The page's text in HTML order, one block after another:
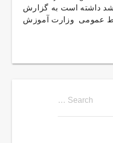
4 درصد رشد داشته است به گزارش
عمومی وزارت آموزش
Search …